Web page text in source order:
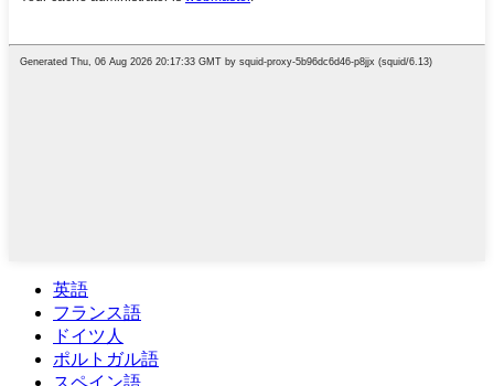
英語
フランス語
ドイツ人
ポルトガル語
スペイン語